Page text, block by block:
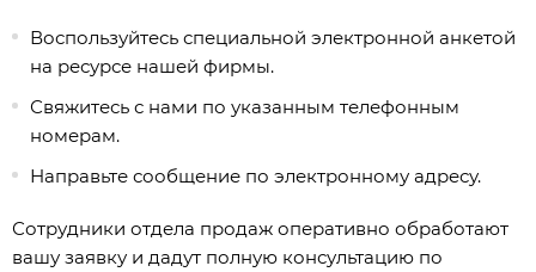
Воспользуйтесь специальной электронной анкетой
на ресурсе нашей фирмы.
Свяжитесь с нами по указанным телефонным
номерам.
Направьте сообщение по электронному адресу.
Сотрудники отдела продаж оперативно обработают
вашу заявку и дадут полную консультацию по